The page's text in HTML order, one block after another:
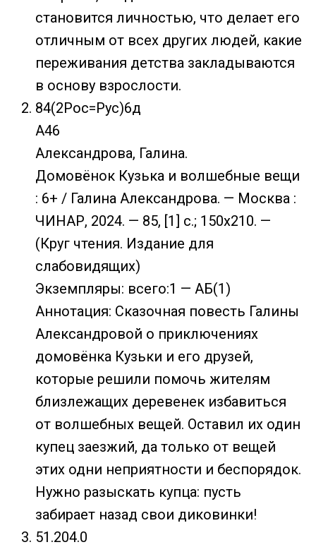
становится личностью, что делает его
отличным от всех других людей, какие
переживания детства закладываются
в основу взрослости.
84(2Рос=Рус)6д
А46
Александрова, Галина.
Домовёнок Кузька и волшебные вещи
: 6+ / Галина Александрова. — Москва :
ЧИНАР, 2024. — 85, [1] с.; 150х210. —
(Круг чтения. Издание для
слабовидящих)
Экземпляры: всего:1 — АБ(1)
Аннотация: Сказочная повесть Галины
Александровой о приключениях
домовёнка Кузьки и его друзей,
которые решили помочь жителям
близлежащих деревенек избавиться
от волшебных вещей. Оставил их один
купец заезжий, да только от вещей
этих одни неприятности и беспорядок.
Нужно разыскать купца: пусть
забирает назад свои диковинки!
51.204.0